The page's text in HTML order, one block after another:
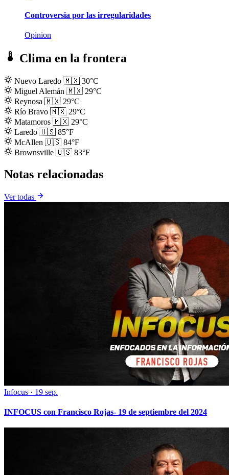
Controversia por las irregularidades
Opinion
Clima en la frontera
Nuevo Laredo 🇲🇽 30°C
Miguel Alemán 🇲🇽 29°C
Reynosa 🇲🇽 29°C
Río Bravo 🇲🇽 29°C
Matamoros 🇲🇽 29°C
Laredo 🇺🇸 85°F
McAllen 🇺🇸 84°F
Brownsville 🇺🇸 83°F
Notas relacionadas
Ver todas
Infocus · 19 sep.
INFOCUS con Francisco Rojas- 19 de septiembre del 2024